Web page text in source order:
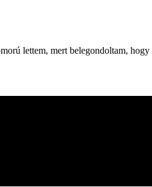
lettem, mert belegondoltam, hogy